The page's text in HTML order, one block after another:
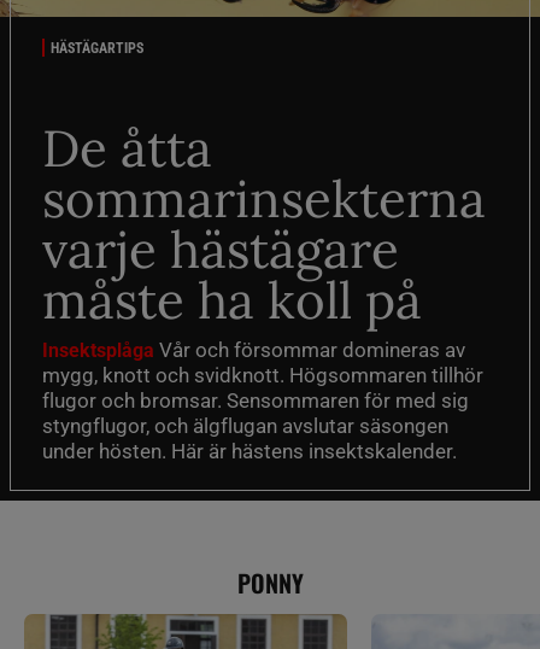
HÄSTÄGARTIPS
De åtta
sommarinsekterna
varje hästägare
måste ha koll på
Insektsplåga Vår och försommar domineras av
mygg, knott och svidknott. Högsommaren tillhör
flugor och bromsar. Sensommaren för med sig
styngflugor, och älgflugan avslutar säsongen
under hösten. Här är hästens insektskalender.
PONNY